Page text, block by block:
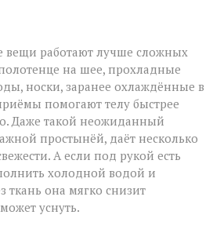
вещи работают лучше сложных
на шее, прохладные
носки, заранее охлаждённые в
помогают телу быстрее
Даже такой неожиданный
простынёй, даёт несколько
А если под рукой есть
холодной водой и
ткань она мягко снизит
уснуть.